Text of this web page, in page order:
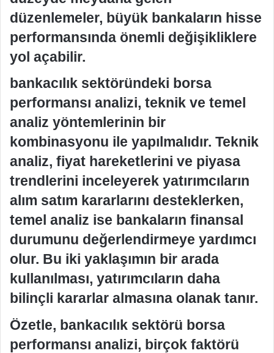
düzenlemeler, büyük bankaların hisse
performansında önemli değişikliklere
yol açabilir.
bankacılık sektöründeki borsa
performansı analizi, teknik ve temel
analiz yöntemlerinin bir
kombinasyonu ile yapılmalıdır. Teknik
analiz, fiyat hareketlerini ve piyasa
trendlerini inceleyerek yatırımcıların
alım satım kararlarını desteklerken,
temel analiz ise bankaların finansal
durumunu değerlendirmeye yardımcı
olur. Bu iki yaklaşımın bir arada
kullanılması, yatırımcıların daha
bilinçli kararlar almasına olanak tanır.
Özetle, bankacılık sektörü borsa
performansı analizi, birçok faktörü